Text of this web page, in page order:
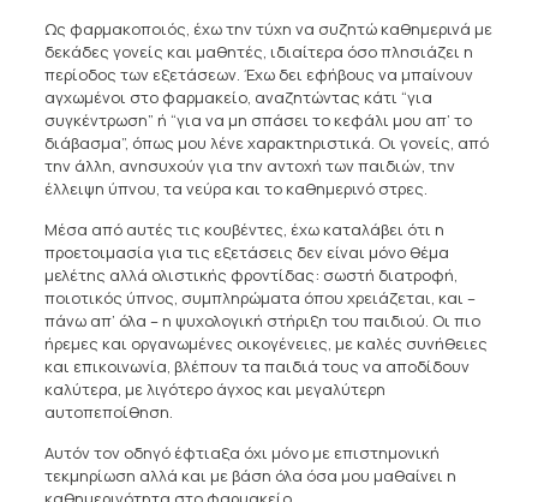
Ως φαρμακοποιός, έχω την τύχη να συζητώ καθημερινά με
δεκάδες γονείς και μαθητές, ιδιαίτερα όσο πλησιάζει η
περίοδος των εξετάσεων. Έχω δει εφήβους να μπαίνουν
αγχωμένοι στο φαρμακείο, αναζητώντας κάτι “για
συγκέντρωση” ή “για να μη σπάσει το κεφάλι μου απ’ το
διάβασμα”, όπως μου λένε χαρακτηριστικά. Οι γονείς, από
την άλλη, ανησυχούν για την αντοχή των παιδιών, την
έλλειψη ύπνου, τα νεύρα και το καθημερινό στρες.
Μέσα από αυτές τις κουβέντες, έχω καταλάβει ότι η
προετοιμασία για τις εξετάσεις δεν είναι μόνο θέμα
μελέτης αλλά ολιστικής φροντίδας: σωστή διατροφή,
ποιοτικός ύπνος, συμπληρώματα όπου χρειάζεται, και –
πάνω απ’ όλα – η ψυχολογική στήριξη του παιδιού. Οι πιο
ήρεμες και οργανωμένες οικογένειες, με καλές συνήθειες
και επικοινωνία, βλέπουν τα παιδιά τους να αποδίδουν
καλύτερα, με λιγότερο άγχος και μεγαλύτερη
αυτοπεποίθηση.
Αυτόν τον οδηγό έφτιαξα όχι μόνο με επιστημονική
τεκμηρίωση αλλά και με βάση όλα όσα μου μαθαίνει η